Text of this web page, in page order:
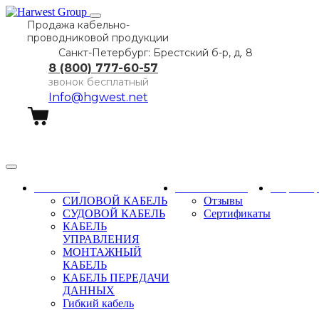
Продажа кабельно-
проводниковой продукции
Санкт-Петербург: Брестский б-р, д. 8
8 (800) 777-60-57
звонок бесплатный
Info@hgwest.net
СИЛОВОЙ КАБЕЛЬ
СУДОВОЙ КАБЕЛЬ
КАБЕЛЬ
УПРАВЛЕНИЯ
МОНТАЖНЫЙ
КАБЕЛЬ
КАБЕЛЬ ПЕРЕДАЧИ
ДАННЫХ
Гибкий кабель
Отзывы
Сертификаты